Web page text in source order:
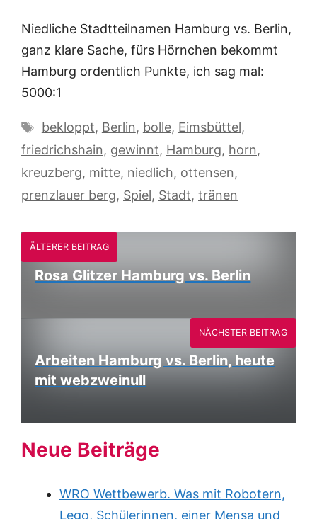
Niedliche Stadtteilnamen Hamburg vs. Berlin,
ganz klare Sache, fürs Hörnchen bekommt
Hamburg ordentlich Punkte, ich sag mal:
5000:1
Schlagwörter
bekloppt, Berlin, bolle, Eimsbüttel,
friedrichshain, gewinnt, Hamburg, horn,
kreuzberg, mitte, niedlich, ottensen,
prenzlauer berg, Spiel, Stadt, tränen
ÄLTERER BEITRAG
Rosa Glitzer Hamburg vs. Berlin
Arbeiten Hamburg vs. Berlin, heute
mit webzweinull
NÄCHSTER BEITRAG
Neue Beiträge
WRO Wettbewerb. Was mit Robotern,
Lego, Schülerinnen, einer Mensa und